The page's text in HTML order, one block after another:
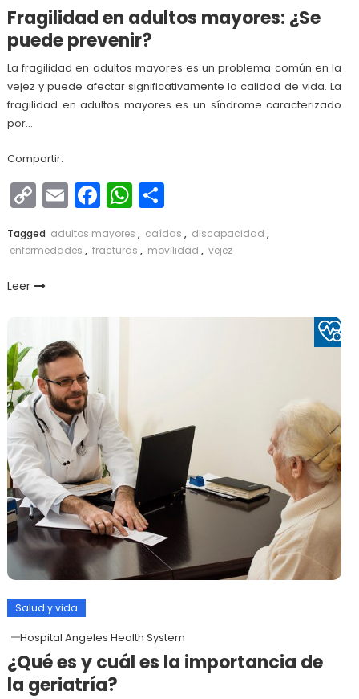
Fragilidad en adultos mayores: ¿Se
puede prevenir?
La fragilidad en adultos mayores es un problema común en la
vejez y puede afectar significativamente la calidad de vida. La
fragilidad en adultos mayores es un síndrome caracterizado
por…
Compartir:
Copy
Link
EmailFacebook
WhatsApp
Compartir
Tagged adultos mayores , caídas , discapacidad ,
enfermedades , fracturas , movilidad , vejez
Leer
Salud y vida
Hospital Angeles Health System
¿Qué es y cuál es la importancia de
la geriatría?